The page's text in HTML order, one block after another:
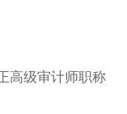
高级审计师职称